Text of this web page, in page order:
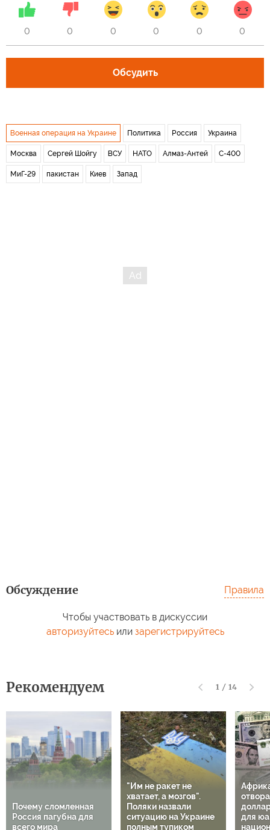
0 0 0 0 0 0
Обсудить
Военная операция на Украине Политика Россия Украина
Москва Сергей Шойгу ВСУ НАТО Алмаз-Антей С-400
МиГ-29 пакистан Киев Запад
Обсуждение Правила
Чтобы участвовать в дискуссии
авторизуйтесьили зарегистрируйтесь
Рекомендуем 1 / 14
Почему сломленная
Россия пагубна для
всего мира
"Им не ракет не
хватает, а мозгов".
Поляки назвали
ситуацию на Украине
полным тупиком
для